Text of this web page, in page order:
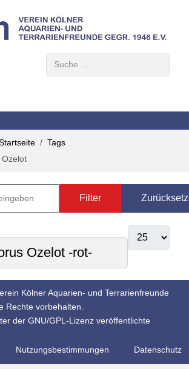
Tags
Ozelot
Filter
Ozelot -rot-
Kölner Aquarien- und Terrarienfreunde
Rechte vorbehalten.
der GNU/GPL-Lizenz veröffentlichte
Nutzungsbestimmungen Datenschutz